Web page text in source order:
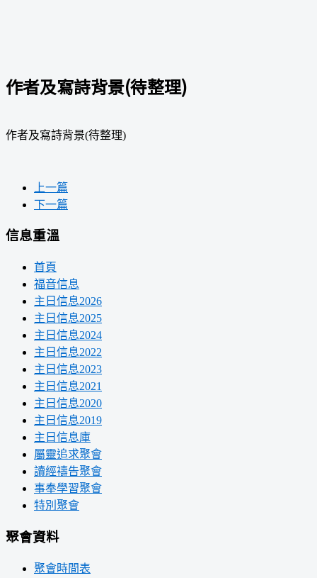
作者及寫詩背景(待整理)
作者及寫詩背景(待整理)
上一篇
下一篇
信息重溫
首頁
福音信息
主日信息2026
主日信息2025
主日信息2024
主日信息2022
主日信息2023
主日信息2021
主日信息2020
主日信息2019
主日信息庫
屬靈追求聚會
讀經禱告聚會
事奉學習聚會
特別聚會
聚會資料
聚會時間表